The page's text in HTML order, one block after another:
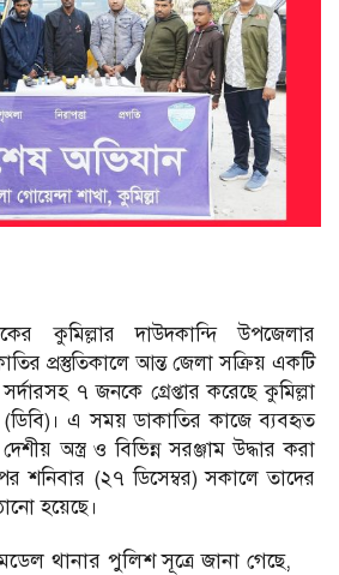
কুমিল্লার দাউদকান্দি উপজেলার
প্রস্তুতিকালে আন্ত জেলা সক্রিয় একটি
৭ জনকে গ্রেপ্তার করেছে কুমিল্লা
এ সময় ডাকাতির কাজে ব্যবহৃত
অস্ত্র ও বিভিন্ন সরঞ্জাম উদ্ধার করা
শনিবার (২৭ ডিসেম্বর) সকালে তাদের
হয়েছে।
থানার পুলিশ সূত্রে জানা গেছে,